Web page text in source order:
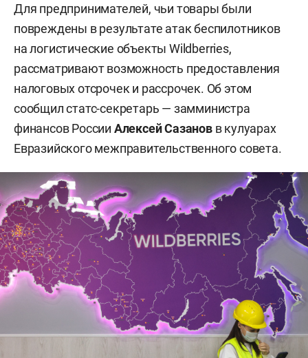
Для предпринимателей, чьи товары были
повреждены в результате атак беспилотников
на логистические объекты Wildberries,
рассматривают возможность предоставления
налоговых отсрочек и рассрочек. Об этом
сообщил статс-секретарь — замминистра
финансов России Алексей Сазановв кулуарах
Евразийского межправительственного совета.